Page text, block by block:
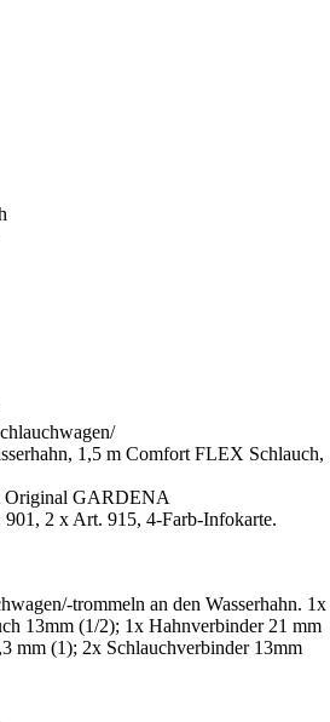
1,5 m Comfort FLEX Schlauch,
Original GARDENA
2 x Art. 915, 4-Farb-Infokarte.
trommeln an den Wasserhahn. 1x
13mm (1/2); 1x Hahnverbinder 21 mm
mm (1); 2x Schlauchverbinder 13mm